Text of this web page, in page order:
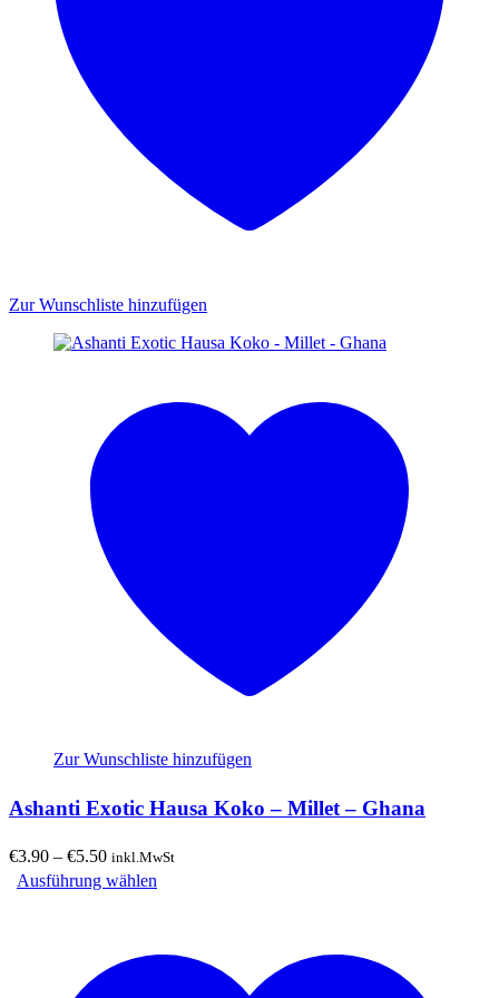
Zur Wunschliste hinzufügen
Zur Wunschliste hinzufügen
Ashanti Exotic Hausa Koko – Millet – Ghana
€3.90 – €5.50Preisspanne:
€3.90
bis
inkl.MwSt
Ausführung wählen
Varianten